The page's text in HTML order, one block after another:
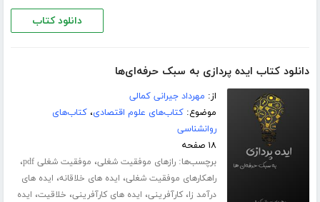
دانلود کتاب
دانلود کتاب ایده پردازی به سبک حرفه‌ای‌ها
از: مهرداد جیرانی کمالی
موضوع:کتاب‌های علوم اقتصادی،کتاب‌های
روانشناسی
۱۸ صفحه
برچسب‌ها:رازهای موفقیت شغلی، موفقیت شغلی pdf ،
راهکارهای موفقیت شغلی، ایده های خلاقانه، ایده های
درآمد زا،کارآفرینی، ایده های کارآفرینی، خلاقیت، ایده